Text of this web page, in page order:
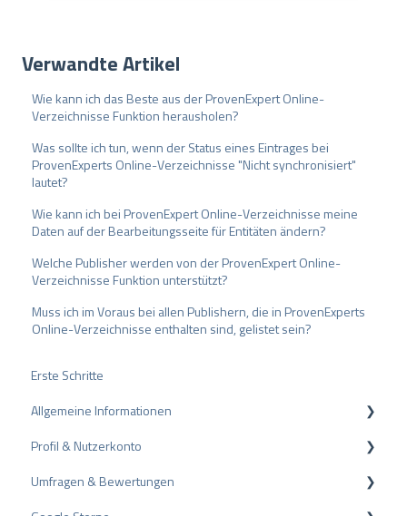
Verwandte Artikel
Wie kann ich das Beste aus der ProvenExpert Online-
Verzeichnisse Funktion herausholen?
Was sollte ich tun, wenn der Status eines Eintrages bei
ProvenExperts Online-Verzeichnisse "Nicht synchronisiert"
lautet?
Wie kann ich bei ProvenExpert Online-Verzeichnisse meine
Daten auf der Bearbeitungsseite für Entitäten ändern?
Welche Publisher werden von der ProvenExpert Online-
Verzeichnisse Funktion unterstützt?
Muss ich im Voraus bei allen Publishern, die in ProvenExperts
Online-Verzeichnisse enthalten sind, gelistet sein?
Erste Schritte
Allgemeine Informationen
Datenschutz
Pakete und Preise
Profil & Nutzerkonto
Profil-Einstellungen
Umfragen & Bewertungen